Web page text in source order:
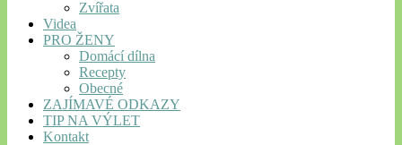
Zvířata
Videa
PRO ŽENY
Domácí dílna
Recepty
Obecné
ZAJÍMAVÉ ODKAZY
TIP NA VÝLET
Kontakt